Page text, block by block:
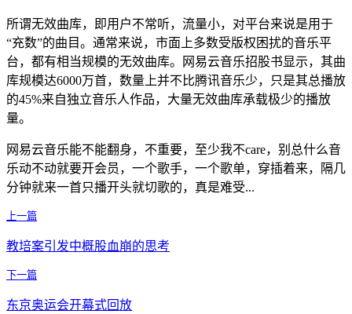
所谓无效曲库，即用户不常听，流量小，对平台来说是用于
“充数”的曲目。通常来说，市面上多数受版权困扰的音乐平
台，都有相当规模的无效曲库。网易云音乐招股书显示，其曲
库规模达6000万首，数量上并不比腾讯音乐少，只是其总播放
的45%来自独立音乐人作品，大量无效曲库承载极少的播放
量。
网易云音乐能不能翻身，不重要，至少我不care，别总什么音
乐动不动就要开会员，一个歌手，一个歌单，穿插着来，隔几
分钟就来一首只播开头就切歌的，真是难受...
上一篇
教培案引发中概股血崩的思考
下一篇
东京奥运会开幕式回放